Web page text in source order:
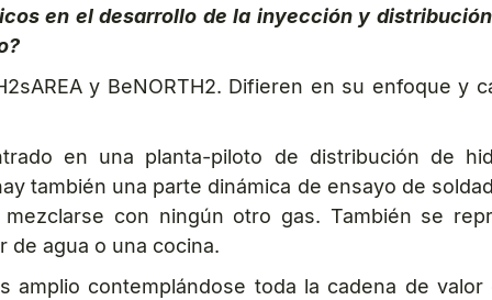
en el desarrollo de la inyección y
y BeNORTH2. Difieren en su enfoque y
en una planta-piloto de distribución de
también una parte dinámica de ensayo de
con ningún otro gas. También se
de agua o una cocina.
amplio contemplándose toda la cadena de